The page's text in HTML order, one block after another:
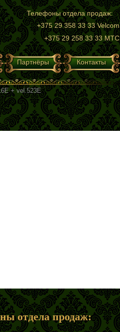
Телефоны отдела продаж:
+375 29 358 33 33 Velcom
+375 29 258 33 33 МТС
Партнёры Контакты
+ vel.523E
отдела продаж: